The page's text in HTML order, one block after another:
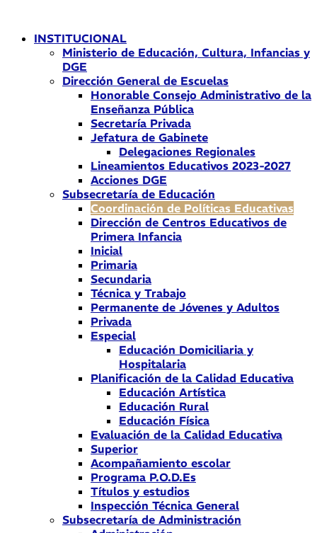
contenidoINSTITUCIONAL
Ministerio de Educación, Cultura, Infancias y
DGE
Dirección General de Escuelas
Honorable Consejo Administrativo de la
Enseñanza Pública
Secretaría Privada
Jefatura de Gabinete
Delegaciones Regionales
Lineamientos Educativos 2023-2027
Acciones DGE
Subsecretaría de Educación
Coordinación de Políticas Educativas
Dirección de Centros Educativos de
Primera Infancia
Inicial
Primaria
Secundaria
Técnica y Trabajo
Permanente de Jóvenes y Adultos
Privada
Especial
Educación Domiciliaria y
Hospitalaria
Planificación de la Calidad Educativa
Educación Artística
Educación Rural
Educación Física
Evaluación de la Calidad Educativa
Superior
Acompañamiento escolar
Programa P.O.D.Es
Títulos y estudios
Inspección Técnica General
Subsecretaría de Administración